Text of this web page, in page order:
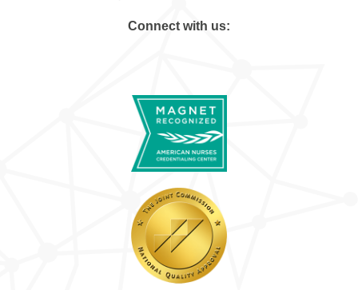
Connect with us: